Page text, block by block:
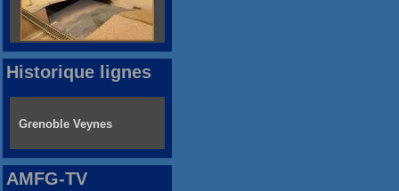
Historique lignes
Grenoble Veynes
AMFG-TV